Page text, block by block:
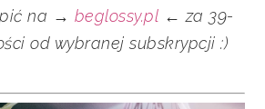
na → beglossy.pl ← za 39-
od wybranej subskrypcji :)